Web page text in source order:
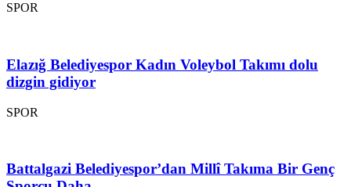
SPOR
Elazığ Belediyespor Kadın Voleybol Takımı dolu
dizgin gidiyor
SPOR
Battalgazi Belediyespor’dan Millî Takıma Bir Genç